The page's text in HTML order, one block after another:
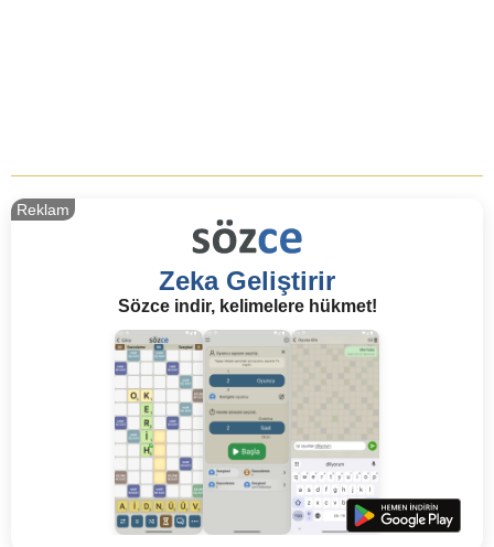
Zeka Geliştirir
Sözce indir, kelimelere hükmet!
Reklam